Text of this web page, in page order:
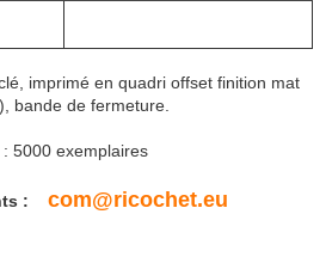
imprimé en quadri offset finition mat
bande de fermeture.
5000 exemplaires
: com@ricochet.eu